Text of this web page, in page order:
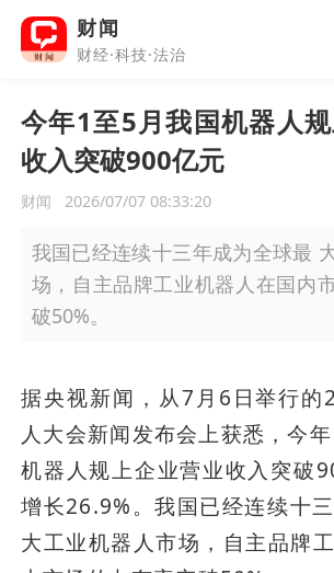
财闻
财经·科技·法治
今年1至5月我国机器人
收入突破900亿元
财闻 2026/07/07 08:33:20
我国已经连续十三年成为全球最
场，自主品牌工业机器人在国内
破50%。
据央视新闻，从7月6日举行的
人大会新闻发布会上获悉，今
机器人规上企业营业收入突破
增长26.9%。我国已经连续十
大工业机器人市场，自主品牌